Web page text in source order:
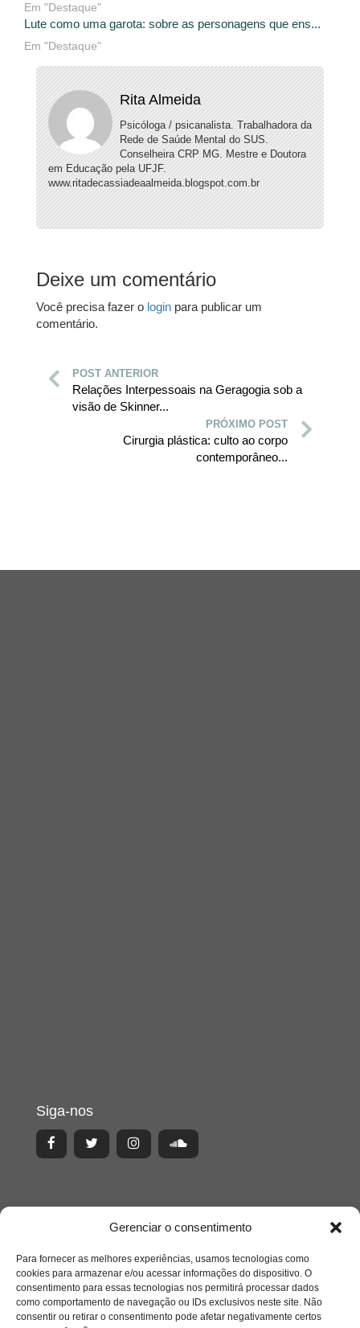
Gerenciar o consentimento
Para fornecer as melhores experiências, usamos tecnologias como
cookies para armazenar e/ou acessar informações do dispositivo. O
consentimento para essas tecnologias nos permitirá processar dados
como comportamento de navegação ou IDs exclusivos neste site. Não
consentir ou retirar o consentimento pode afetar negativamente certos
Em "Destaque"
Lute como uma garota: sobre as personagens que ens...
Em "Destaque"
Rita Almeida
Psicóloga / psicanalista. Trabalhadora da
Rede de Saúde Mental do SUS.
Conselheira CRP MG. Mestre e Doutora
em Educação pela UFJF.
www.ritadecassiadeaalmeida.blogspot.com.br
Deixe um comentário
Você precisa fazer o login para publicar um
comentário.
POST ANTERIOR
Relações Interpessoais na Geragogia sob a
visão de Skinner...
PRÓXIMO POST
Cirurgia plástica: culto ao corpo
contemporâneo...
Siga-nos